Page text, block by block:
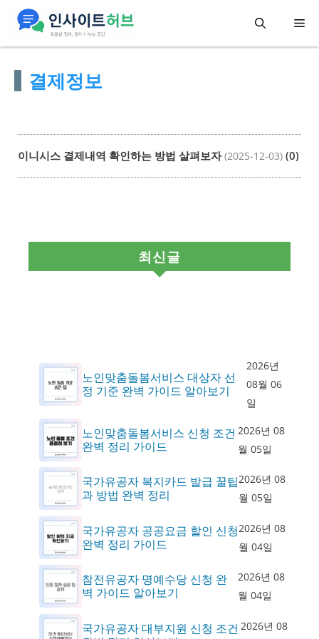
메
결제정보
이니시스 결제내역 확인하는 방법 살펴보자 (2025-12-03) (0)
최신글
노인맞춤돌봄서비스 대상자 선
정 기준 완벽 가이드 알아보기
2026년
08월 06
일
노인맞춤돌봄서비스 신청 조건
완벽 정리 가이드
2026년 08
월 05일
국가유공자 복지카드 발급 꿀팁
과 방법 완벽 정리
2026년 08
월 05일
국가유공자 공공요금 할인 신청
완벽 정리 가이드
2026년 08
월 04일
참전유공자 명예수당 신청 완
벽 가이드 알아보기
2026년 08
월 04일
국가유공자 대부지원 신청 조건 2026년 08